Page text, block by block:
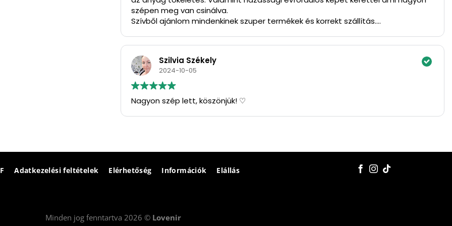
szépen meg van csinálva.
Szívből ajánlom mindenkinek szuper termékek és korrekt szállítás.
Szilvia Székely
2024-10-05
Nagyon szép lett, köszönjük! ♡
Adatkezelési feltételek Elérhetőség Információk Elállás
Minden jog fenntartva 2026 © Lovenir